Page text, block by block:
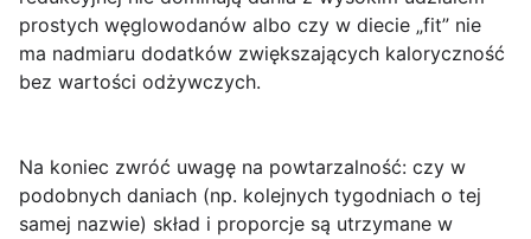
prostych węglowodanów albo czy w diecie „fit” nie
ma nadmiaru dodatków zwiększających kaloryczność
bez wartości odżywczych.
Na koniec zwróć uwagę na powtarzalność: czy w
podobnych daniach (np. kolejnych tygodniach o tej
samej nazwie) skład i proporcje są utrzymane w